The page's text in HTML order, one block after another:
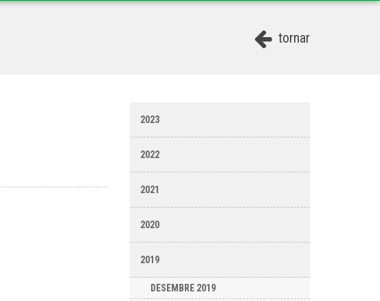
tornar
2023
2022
2021
2020
2019
DESEMBRE 2019